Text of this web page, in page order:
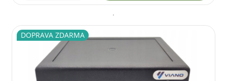
DOPRAVA ZDARMA